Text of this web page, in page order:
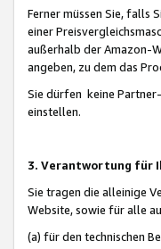
Ferner müssen Sie, falls
einer
außerhalb der Amazon-
angeben, zu dem das
Sie dürfen keine
einstellen.
3. Verantwortung für
Sie tragen die alleinige
Website, sowie für alle
(a) für den technischen